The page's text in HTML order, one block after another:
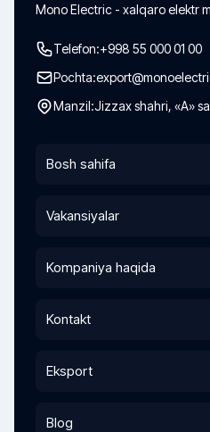
Mono Electric - xalqaro elektr
Telefon:+998 55 000 01 00
Pochta:
Manzil:Jizzax shahri, «A»
Bosh sahifa
Vakansiyalar
Kompaniya haqida
Kontakt
Eksport
Blog